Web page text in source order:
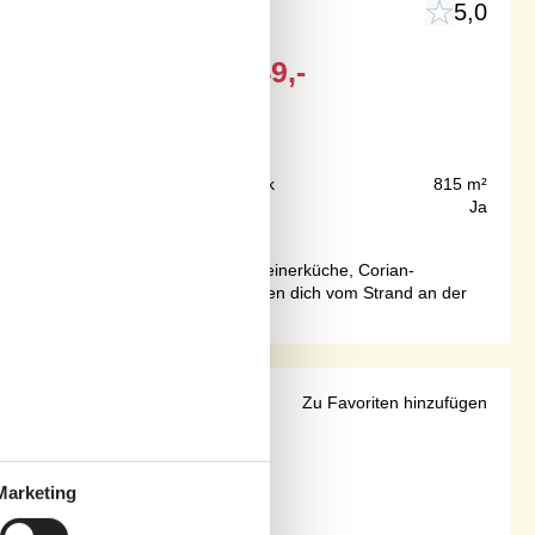
5,0
549,-
Grundstück
815 m²
Ja
massive Holzböden, eine Schreinerküche, Corian-
Einrichtung. Nur 200 Meter trennen dich vom Strand an der
Zu Favoriten hinzufügen